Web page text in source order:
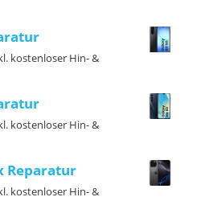
kostenloser Hin- &
kostenloser Hin- &
Reparatur
kostenloser Hin- &